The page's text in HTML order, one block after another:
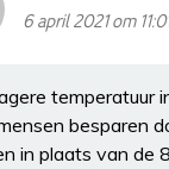
6 april 2021 om
temperatuur
besparen
in plaats van de